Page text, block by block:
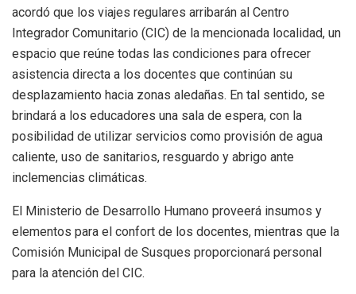
acordó que los viajes regulares arribarán al Centro
Integrador Comunitario (CIC) de la mencionada localidad, un
espacio que reúne todas las condiciones para ofrecer
asistencia directa a los docentes que continúan su
desplazamiento hacia zonas aledañas. En tal sentido, se
brindará a los educadores una sala de espera, con la
posibilidad de utilizar servicios como provisión de agua
caliente, uso de sanitarios, resguardo y abrigo ante
inclemencias climáticas.
El Ministerio de Desarrollo Humano proveerá insumos y
elementos para el confort de los docentes, mientras que la
Comisión Municipal de Susques proporcionará personal
para la atención del CIC.